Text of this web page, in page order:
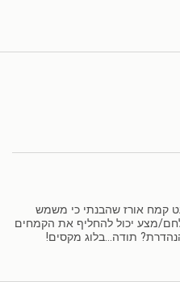
קמח אורז שהבנתי כי משמש
מצע יכול להחליף את הקמחים
תודה…בלוג מקסים!